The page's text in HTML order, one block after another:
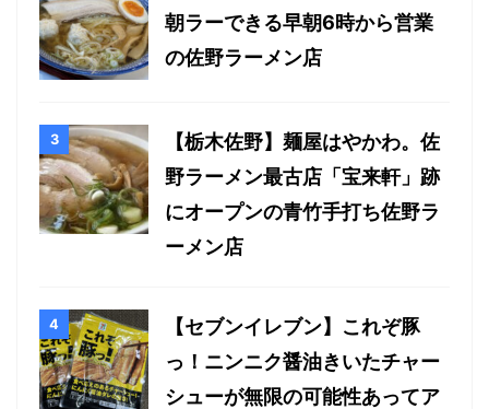
朝ラーできる早朝6時から営業
の佐野ラーメン店
【栃木佐野】麺屋はやかわ。佐
野ラーメン最古店「宝来軒」跡
にオープンの青竹手打ち佐野ラ
ーメン店
【セブンイレブン】これぞ豚
っ！ニンニク醤油きいたチャー
シューが無限の可能性あってア